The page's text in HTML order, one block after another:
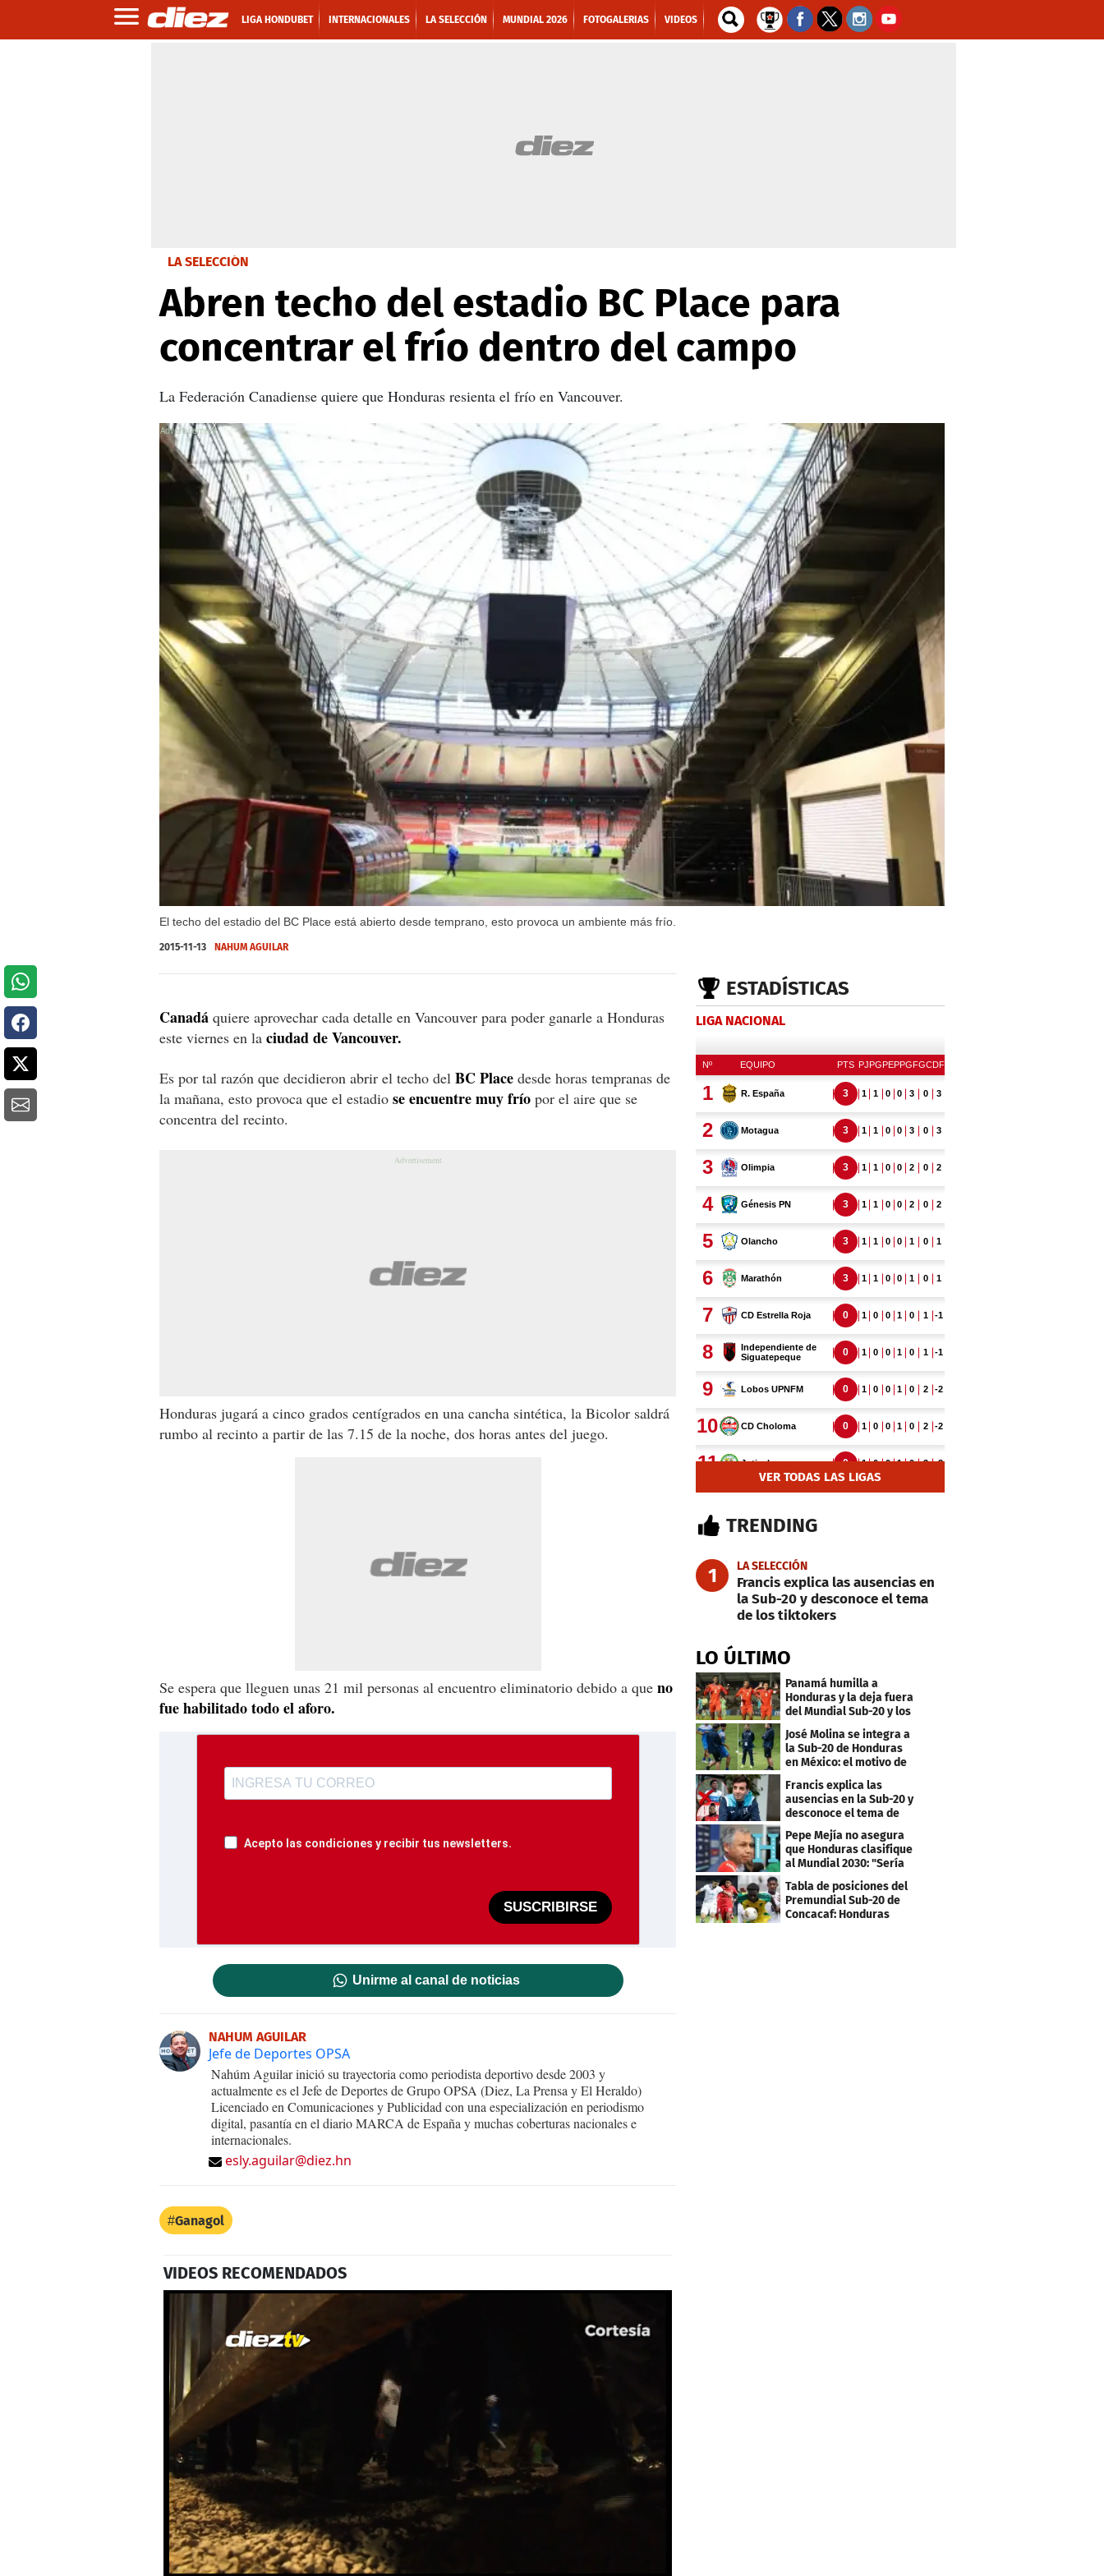
LIGA HONDUBET INTERNACIONALES LA SELECCIÓN MUNDIAL 2026 FOTOGALERIAS VIDEOS
LA SELECCIÓN
Abren techo del estadio BC Place para
concentrar el frío dentro del campo
La Federación Canadiense quiere que Honduras resienta el frío en Vancouver.
El techo del estadio del BC Place está abierto desde temprano, esto provoca un ambiente más frío.
X
2015-11-13 NAHUM AGUILAR
Canadá quiere aprovechar cada detalle en Vancouver para poder ganarle a Honduras
este viernes en la ciudad de Vancouver.
Es por tal razón que decidieron abrir el techo del BC Place desde horas tempranas de
la mañana, esto provoca que el estadio se encuentre muy frío por el aire que se
concentra del recinto.
Honduras jugará a cinco grados centígrados en una cancha sintética, la Bicolor saldrá
rumbo al recinto a partir de las 7.15 de la noche, dos horas antes del juego.
Se espera que lleguen unas 21 mil personas al encuentro eliminatorio debido a que no
fue habilitado todo el aforo.
Acepto las condiciones y recibir tus newsletters.
SUSCRIBIRSE
Unirme al canal de noticias
NAHUM AGUILAR
Jefe de Deportes OPSA
Nahúm Aguilar inició su trayectoria como periodista deportivo desde 2003 y
actualmente es el Jefe de Deportes de Grupo OPSA (Diez, La Prensa y El Heraldo)
Licenciado en Comunicaciones y Publicidad con una especialización en periodismo
digital, pasantía en el diario MARCA de España y muchas coberturas nacionales e
internacionales.
esly.aguilar@diez.hn
Ganagol
VIDEOS RECOMENDADOS
ESTADÍSTICAS
LIGA NACIONAL
VER TODAS LAS LIGAS
TRENDING
1 LA SELECCIÓN
Francis explica las ausencias en
la Sub-20 y desconoce el tema
de los tiktokers
LO ÚLTIMO
Panamá humilla a
Honduras y la deja fuera
del Mundial Sub-20 y los
Juegos Olímpicos
José Molina se integra a
la Sub-20 de Honduras
en México: el motivo de
su viaje
Francis explica las
ausencias en la Sub-20 y
desconoce el tema de
los tiktokers
Pepe Mejía no asegura
que Honduras clasifique
al Mundial 2030: "Sería
mentir"
Tabla de posiciones del
Premundial Sub-20 de
Concacaf: Honduras